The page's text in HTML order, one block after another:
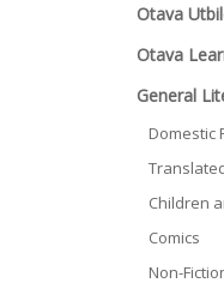
Otava
Otava
General
Domestic
Children
Comics
Non-